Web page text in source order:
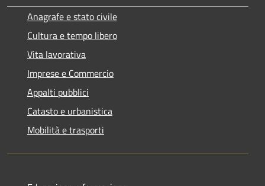
Anagrafe e stato civile
Cultura e tempo libero
Vita lavorativa
Imprese e Commercio
Appalti pubblici
Catasto e urbanistica
Mobilità e trasporti